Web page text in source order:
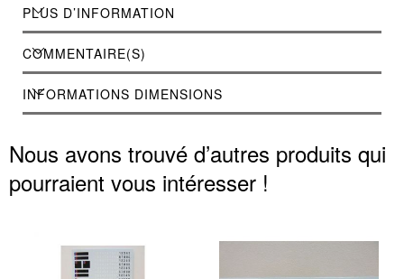
et lettres concernés il suffit de les tremper
dans de l'eau une dizaine de seconde afin
qu'elle se détache du support puis de les
apposer sur la miniature jusqu'à leur séchage
complet !
PLUS D’INFORMATION
COMMENTAIRE(S)
INFORMATIONS DIMENSIONS
Nous avons trouvé d’autres produits qui
pourraient vous intéresser !